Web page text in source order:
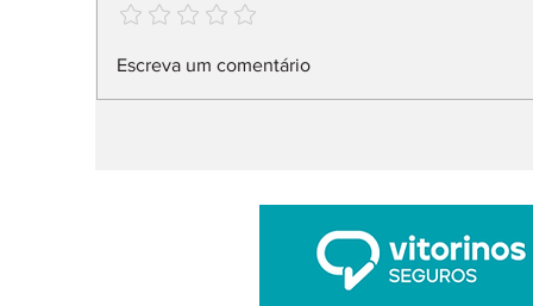
Audi Q9 SUV direto ao
Escreva um comentário